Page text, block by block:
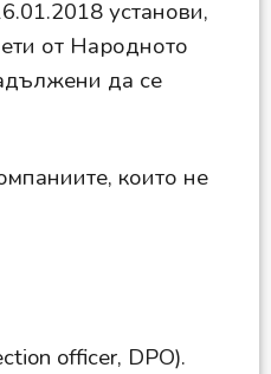
установи,
от Народното
да се
които не
officer, DPO).